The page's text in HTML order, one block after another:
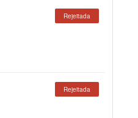
Rejeitada
Rejeitada